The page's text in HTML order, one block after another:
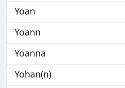
Yoan
Yoann
Yoanna
Yohan(n)